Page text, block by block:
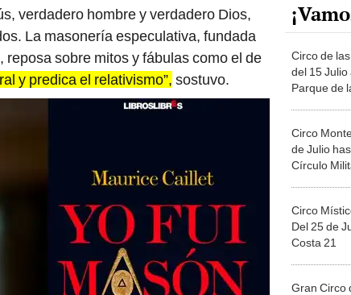
verdadero hombre y verdadero Dios,
La masonería especulativa, fundada
sobre mitos y fábulas como el de
y predica el relativismo”, sostuvo.
Circo de
del 15 Julio
Parque de
Circo
de Julio
Círculo
Circo
Del 25 de
Costa 21
Gran Circo